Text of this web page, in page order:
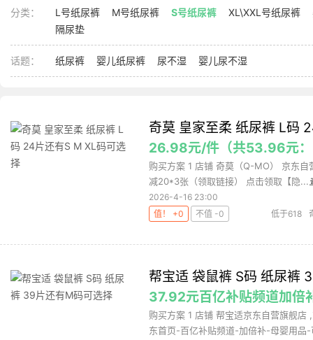
分类： L号纸尿裤 M号纸尿裤 S号纸尿裤 XL\XXL号纸尿裤
隔尿垫
话题： 纸尿裤 婴儿纸尿裤 尿不湿 婴儿尿不湿
奇莫 皇家至柔 纸尿裤 L码
26.98元/件（共53.96元：
购买方案 1 店铺 奇莫（Q-MO） 京东
减20*3张（领取链接） 点击领取【隐...
2026-4-16 23:00
值！ +0
不值 -0 低于618
帮宝适 袋鼠裤 S码 纸尿裤
37.92元百亿补贴频道加倍
购买方案 1 店铺 帮宝适京东自营旗舰
东首页-百亿补贴频道-加倍补-母婴用品